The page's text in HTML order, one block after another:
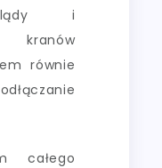
i
równie
całego